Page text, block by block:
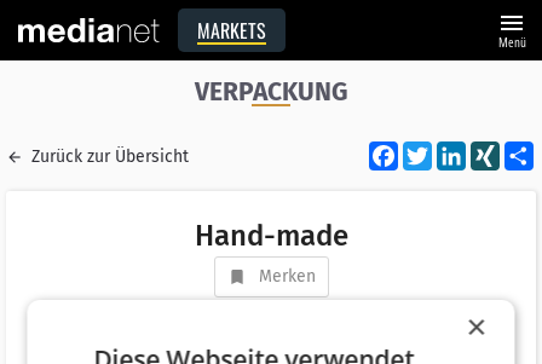
MARKETS menu
Menü
VERPACKUNG
Zurück zur Übersicht Facebook
Twitter XING
Hand-made
Merken
AT 4030 Linz
×